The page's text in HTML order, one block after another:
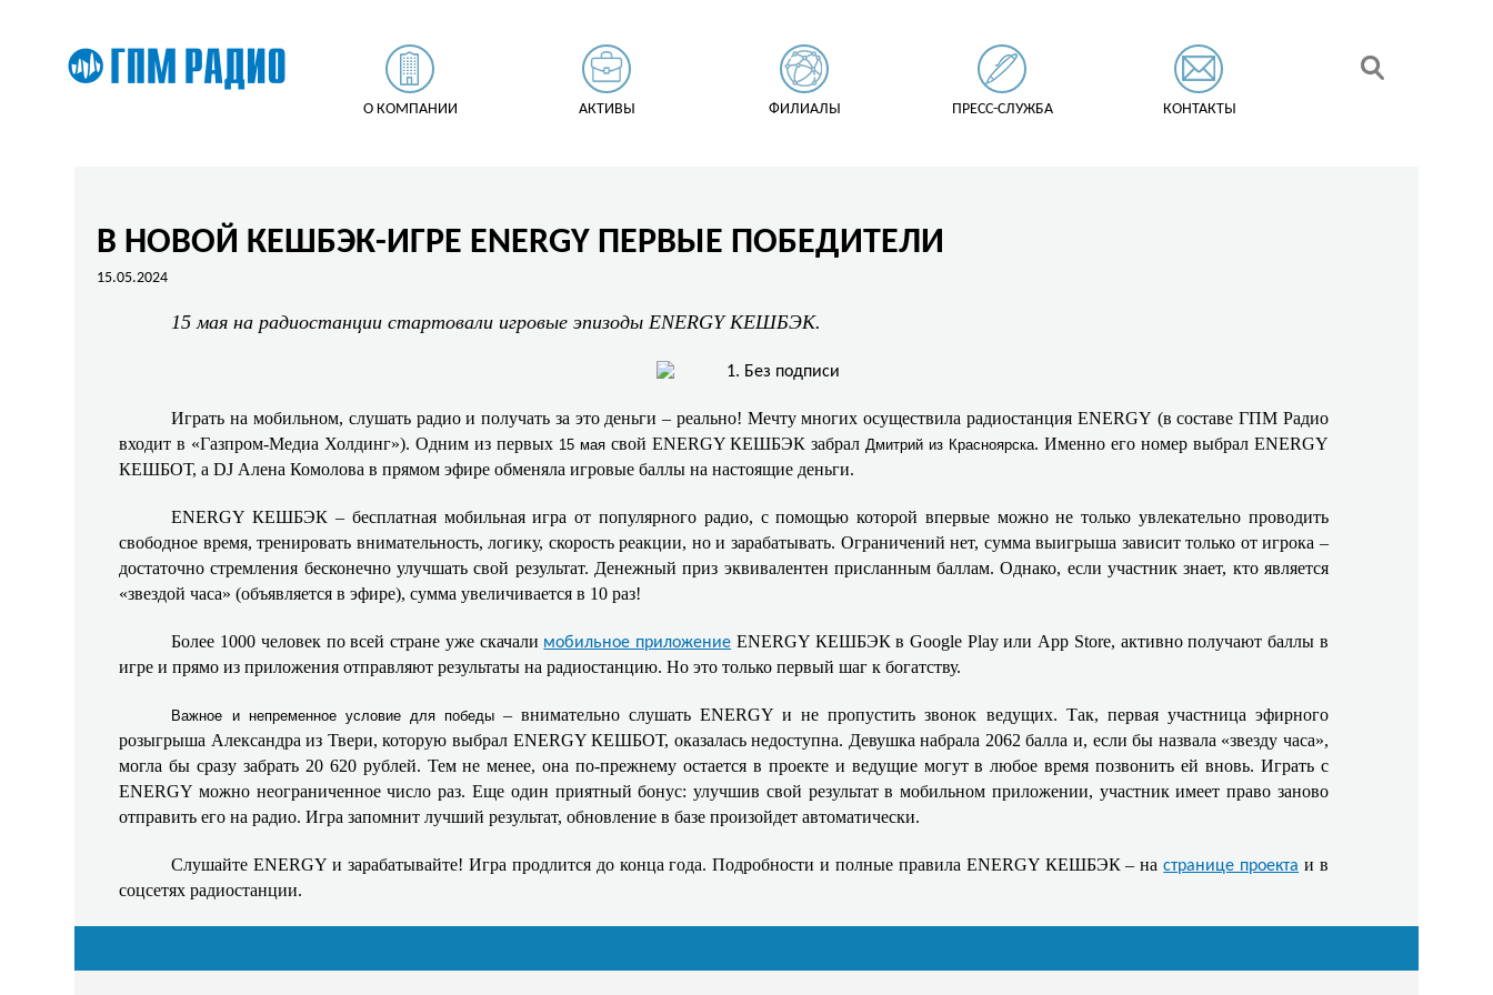
О КОМПАНИИ АКТИВЫ ФИЛИАЛЫ ПРЕСС-СЛУЖБА КОНТАКТЫ
В НОВОЙ КЕШБЭК-ИГРЕ ENERGY ПЕРВЫЕ ПОБЕДИТЕЛИ
15.05.2024
15 мая на радиостанции стартовали игровые эпизоды ENERGY КЕШБЭК.
Играть на мобильном, слушать радио и получать за это деньги – реально! Мечту многих осуществила радиостанция ENERGY (в составе ГПМ Радио
входит в «Газпром-Медиа Холдинг»). Одним из первых 15 маясвой ENERGY КЕШБЭК забрал Дмитрий из Красноярска. Именно его номер выбрал ENERGY
КЕШБОТ, а DJ Алена Комолова в прямом эфире обменяла игровые баллы на настоящие деньги.
ENERGY КЕШБЭК – бесплатная мобильная игра от популярного радио, с помощью которой впервые можно не только увлекательно проводить
свободное время, тренировать внимательность, логику, скорость реакции, но и зарабатывать. Ограничений нет, сумма выигрыша зависит только от игрока –
достаточно стремления бесконечно улучшать свой результат. Денежный приз эквивалентен присланным баллам. Однако, если участник знает, кто является
«звездой часа» (объявляется в эфире), сумма увеличивается в 10 раз!
Более 1000 человек по всей стране уже скачали мобильное приложение ENERGY КЕШБЭК в Google Play или App Store, активно получают баллы в
игре и прямо из приложения отправляют результаты на радиостанцию. Но это только первый шаг к богатству.
Важное и непременное условие для победы– внимательно слушать ENERGY и не пропустить звонок ведущих. Так, первая участница эфирного
розыгрыша Александра из Твери, которую выбрал ENERGY КЕШБОТ, оказалась недоступна. Девушка набрала 2062 балла и, если бы назвала «звезду часа»,
могла бы сразу забрать 20 620 рублей. Тем не менее, она по-прежнему остается в проекте и ведущие могут в любое время позвонить ей вновь. Играть с
ENERGY можно неограниченное число раз. Еще один приятный бонус: улучшив свой результат в мобильном приложении, участник имеет право заново
отправить его на радио. Игра запомнит лучший результат, обновление в базе произойдет автоматически.
Слушайте ENERGY и зарабатывайте! Игра продлится до конца года. Подробности и полные правила ENERGY КЕШБЭК – настранице проекта и в
соцсетях радиостанции.